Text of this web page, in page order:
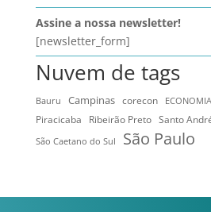
Assine a nossa newsletter!
[newsletter_form]
Nuvem de tags
Bauru Campinas corecon ECONOMIA
Piracicaba Ribeirão Preto Santo
São Caetano do Sul
São Paulo